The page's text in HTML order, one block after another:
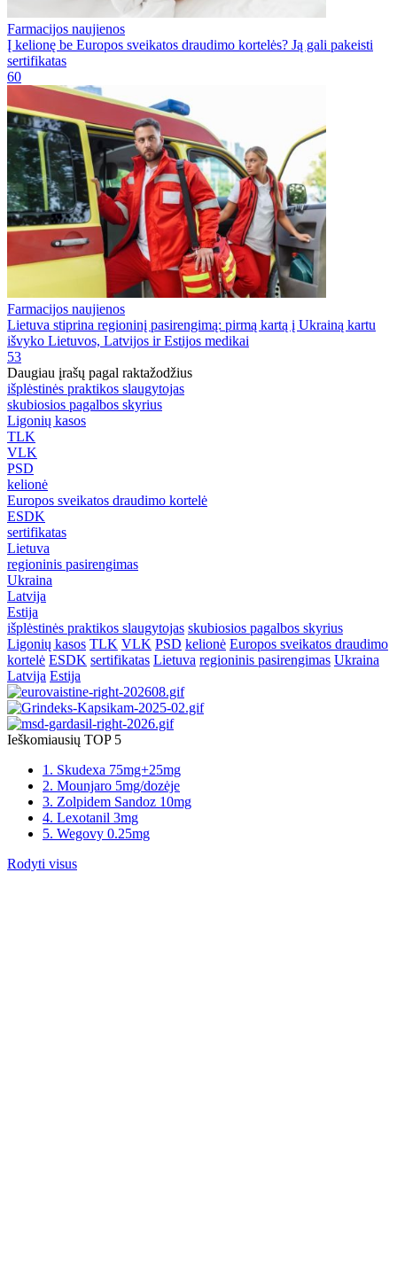
Farmacijos naujienos
Į kelionę be Europos sveikatos draudimo kortelės? Ją gali pakeisti
sertifikatas
60
Farmacijos naujienos
Lietuva stiprina regioninį pasirengimą: pirmą kartą į Ukrainą kartu
išvyko Lietuvos, Latvijos ir Estijos medikai
53
Daugiau įrašų pagal raktažodžius
išplėstinės praktikos slaugytojas
skubiosios pagalbos skyrius
Ligonių kasos
TLK
VLK
PSD
kelionė
Europos sveikatos draudimo kortelė
ESDK
sertifikatas
Lietuva
regioninis pasirengimas
Ukraina
Latvija
Estija
išplėstinės praktikos slaugytojas skubiosios pagalbos skyrius
Ligonių kasos TLK VLK PSD kelionė Europos sveikatos draudimo
kortelė ESDK sertifikatas Lietuva regioninis pasirengimas Ukraina
Latvija Estija
Ieškomiausių TOP 5
1. Skudexa 75mg+25mg
2. Mounjaro 5mg/dozėje
3. Zolpidem Sandoz 10mg
4. Lexotanil 3mg
5. Wegovy 0.25mg
Rodyti visus